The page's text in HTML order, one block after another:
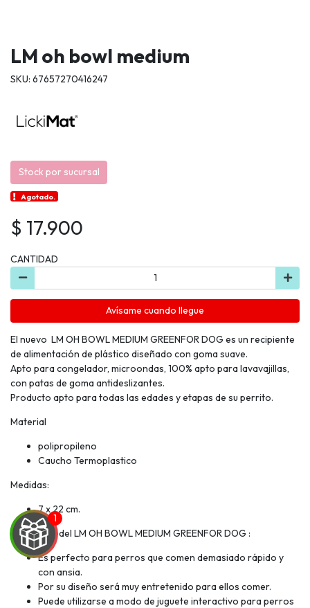
LM oh bowl medium
SKU: 67657270416247
Stock por sucursal
Agotado.
$ 17.900
CANTIDAD
Avísame cuando llegue
El nuevo LM OH BOWL MEDIUM GREENFOR DOG es un recipiente
de alimentación de plástico diseñado con goma suave.
Apto para congelador, microondas, 100% apto para lavavajillas,
con patas de goma antideslizantes.
Producto apto para todas las edades y etapas de su perrito.
Material
polipropileno
Caucho Termoplastico
Medidas:
7 x 22 cm.
Beneficios del LM OH BOWL MEDIUM GREENFOR DOG :
Es perfecto para perros que comen demasiado rápido y
con ansia.
Por su diseño será muy entretenido para ellos comer.
Puede utilizarse a modo de juguete interactivo para perros